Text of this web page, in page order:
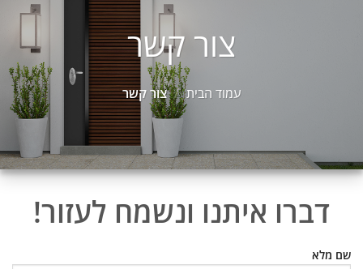
צור קשר
עמוד הבית / צור קשר
דברו איתנו ונשמח לעזור!
שם מלא